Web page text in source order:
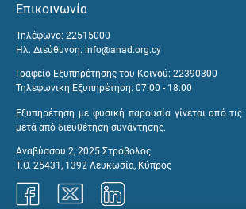
Επικοινωνία
Τηλέφωνο: 22515000
Ηλ. Διεύθυνση: info@anad.org.cy
Γραφείο Εξυπηρέτησης του Κοινού: 22390300
Τηλεφωνική Εξυπηρέτηση: 07:00 - 18:00
Εξυπηρέτηση με φυσική παρουσία γίνεται από
μετά από διευθέτηση συνάντησης.
Αναβύσσου 2, 2025 Στρόβολος
Τ.Θ. 25431, 1392 Λευκωσία, Κύπρος